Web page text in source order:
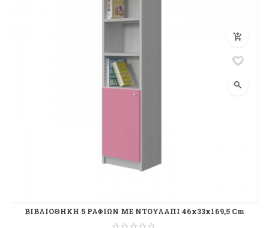
add_shopping_cart
search
ΒΙΒΛΙΟΘΗΚΗ 5 ΡΑΦΙΩΝ ΜΕ ΝΤΟΥΛΑΠΙ 46x33x169,5 Cm